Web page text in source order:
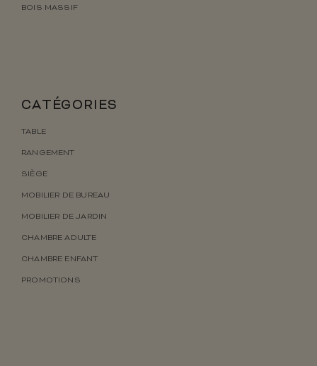
BOIS MASSIF
CATÉGORIES
TABLE
RANGEMENT
SIÈGE
MOBILIER DE BUREAU
MOBILIER DE JARDIN
CHAMBRE ADULTE
CHAMBRE ENFANT
PROMOTIONS